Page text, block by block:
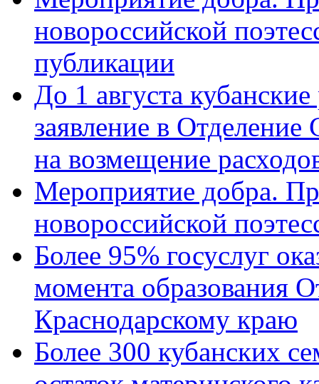
новороссийской
публикации
До 1 августа
заявление в
на возмещение
Мероприятие добра.
новороссийской
Более 95% госуслуг
момента образования
Краснодарскому краю
Более 300 кубанских